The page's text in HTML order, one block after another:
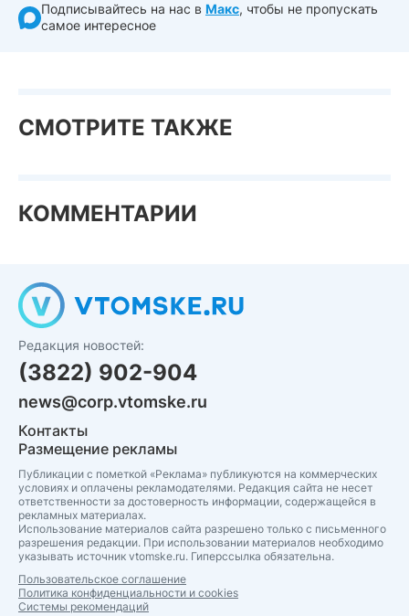
Подписывайтесь на нас в Макс, чтобы не пропускать
самое интересное
СМОТРИТЕ ТАКЖЕ
КОММЕНТАРИИ
Редакция новостей:
(3822) 902-904
news@corp.vtomske.ru
Контакты
Размещение рекламы
Публикации с пометкой «Реклама» публикуются на коммерческих
условиях и оплачены рекламодателями. Редакция сайта не несет
ответственности за достоверность информации, содержащейся в
рекламных материалах.
Использование материалов сайта разрешено только с письменного
разрешения редакции. При использовании материалов необходимо
указывать источник vtomske.ru. Гиперссылка обязательна.
Пользовательское соглашение
Политика конфиденциальности и cookies
Системы рекомендаций